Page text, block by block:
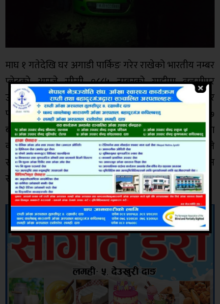
माघ १ गतेदेखि घर अगाडी पार्किङ गरेर राखेको भारतीय नम्बर
प्लेटको आरजे सीसी ०८८५ नम्बरको गाडीमा तुलसीपुर
उपमहानगरपालिका वडा नं. ६ गाइडहर बस्ने भीमबहादुर
परियारका १० बर्षीय छोरा सन्देश परियार, सन्तोष परियारका ७
बर्षीय छोरा सुवर्ण परियार र किरण परियारका ७ बर्षीय छोरा
करण परियार मृत भेटिएका थिए । यता उनीहरुका परिवारले
सत्यतथ्य छानविन नहुँदासम्म ती बच्चाका शव नबुझ्ने अडान
राखेका छन् ।